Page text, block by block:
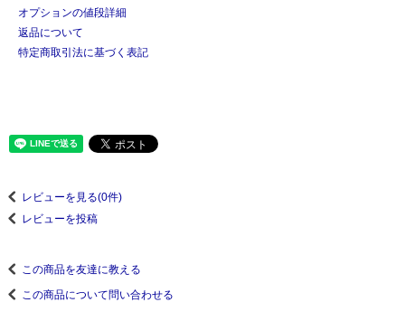
オプションの値段詳細
返品について
特定商取引法に基づく表記
レビューを見る(0件)
レビューを投稿
この商品を友達に教える
この商品について問い合わせる